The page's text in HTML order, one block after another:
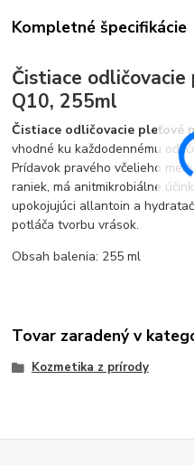
Kompletné špecifikácie
Čistiace
Q10, 255ml
Čistiace odličovacie pleťové
vhodné ku každodennému
Prídavok pravého včelieho
raniek, má anitmikrobiálne
upokojujúci allantoin a
potláča tvorbu vrások.
Obsah balenia: 255 ml
Tovar zaradený v
Kozmetika z prírody